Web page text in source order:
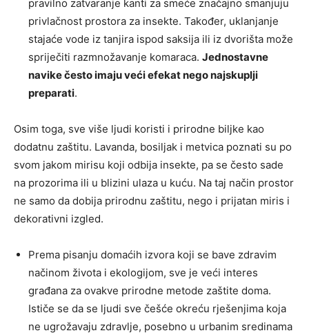
pravilno zatvaranje kanti za smeće značajno smanjuju
privlačnost prostora za insekte. Također, uklanjanje
stajaće vode iz tanjira ispod saksija ili iz dvorišta može
spriječiti razmnožavanje komaraca. Jednostavne
navike često imaju veći efekat nego najskuplji
preparati.
Osim toga, sve više ljudi koristi i prirodne biljke kao
dodatnu zaštitu. Lavanda, bosiljak i metvica poznati su po
svom jakom mirisu koji odbija insekte, pa se često sade
na prozorima ili u blizini ulaza u kuću. Na taj način prostor
ne samo da dobija prirodnu zaštitu, nego i prijatan miris i
dekorativni izgled.
Prema pisanju domaćih izvora koji se bave zdravim
načinom života i ekologijom, sve je veći interes
građana za ovakve prirodne metode zaštite doma.
Ističe se da se ljudi sve češće okreću rješenjima koja
ne ugrožavaju zdravlje, posebno u urbanim sredinama